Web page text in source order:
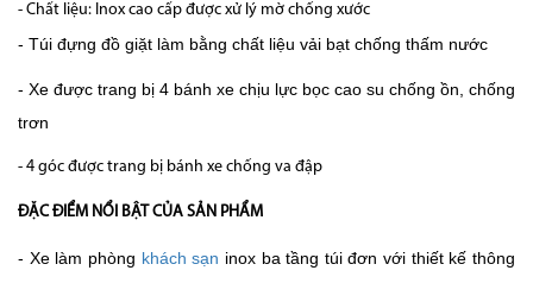
- Chất liệu: Inox cao cấp được xử lý mờ chống xước
- Túi đựng đồ giặt làm bằng chất liệu vải bạt chống thấm nước
- Xe được trang bị 4 bánh xe chịu lực bọc cao su chống ồn, chống
trơn
- 4 góc được trang bị bánh xe chống va đập
ĐẶC ĐIỂM NỔI BẬT CỦA SẢN PHẨM
- Xe làm phòng khách sạn inox ba tầng túi đơn với thiết kế thông